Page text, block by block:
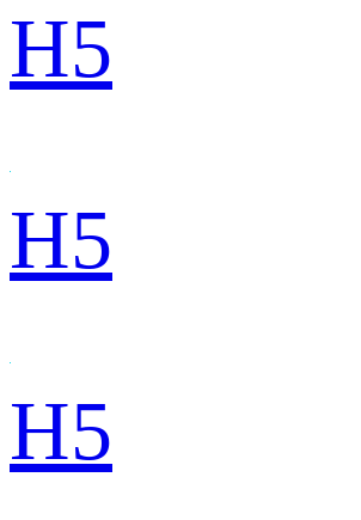
H5
H5
H5